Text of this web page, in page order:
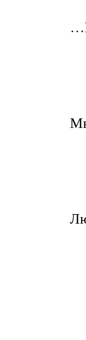
…Но
Мне
Люблю